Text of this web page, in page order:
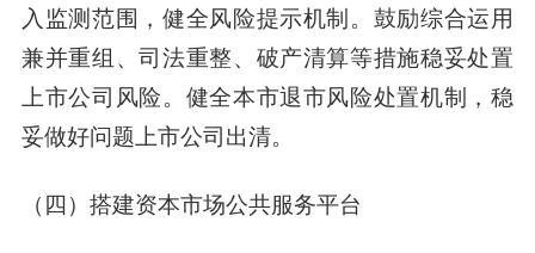
入监测范围，健全风险提示机制。鼓励综合运用
兼并重组、司法重整、破产清算等措施稳妥处置
上市公司风险。健全本市退市风险处置机制，稳
妥做好问题上市公司出清。
（四）搭建资本市场公共服务平台